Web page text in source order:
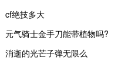
cf绝技多大
元气骑士金手刀能带植物吗?
消逝的光芒子弹无限么